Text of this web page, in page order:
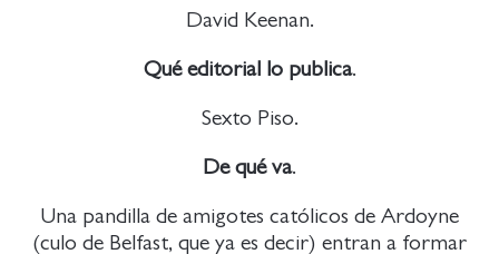
David Keenan.
Qué editorial lo publica.
Sexto Piso.
De qué va.
Una pandilla de amigotes católicos de Ardoyne
(culo de Belfast, que ya es decir) entran a formar